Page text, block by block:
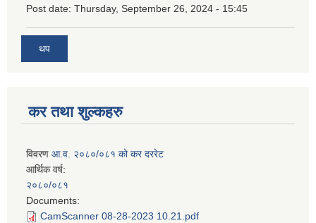
Post date: Thursday, September 26, 2024 - 15:45
थप
कर तथा शुल्कहरु
विवरण आ.व. २०८०/०८१ को कर दररेट
आर्थिक वर्ष:
२०८०/०८१
Documents:
CamScanner 08-28-2023 10.21.pdf